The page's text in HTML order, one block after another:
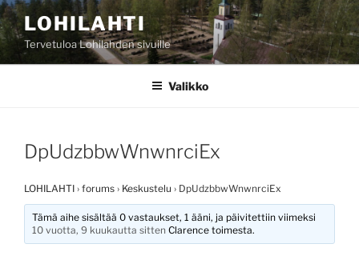
Siirry
sisältöönLOHILAHTI
Tervetuloa Lohilahden sivuille
Valikko
DpUdzbbwWnwnrciEx
LOHILAHTI › forums › Keskustelu › DpUdzbbwWnwnrciEx
Tämä aihe sisältää 0 vastaukset, 1 ääni, ja päivitettiin viimeksi
10 vuotta, 9 kuukautta sitten Clarence toimesta.